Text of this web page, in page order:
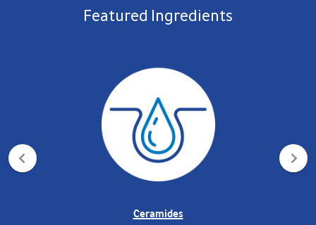
Featured Ingredients
Ceramides